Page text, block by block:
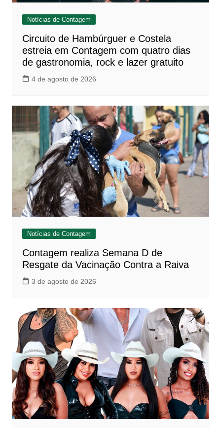
Notícias de Contagem
Circuito de Hambúrguer e Costela
estreia em Contagem com quatro dias
de gastronomia, rock e lazer gratuito
4 de agosto de 2026
Notícias de Contagem
Contagem realiza Semana D de
Resgate da Vacinação Contra a Raiva
3 de agosto de 2026